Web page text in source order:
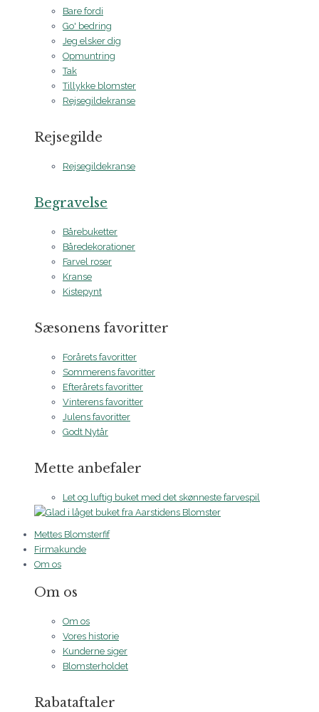
Bare fordi
Go' bedring
Jeg elsker dig
Opmuntring
Tak
Tillykke blomster
Rejsegildekranse
Rejsegilde
Rejsegildekranse
Begravelse
Bårebuketter
Båredekorationer
Farvel roser
Kranse
Kistepynt
Sæsonens favoritter
Forårets favoritter
Sommerens favoritter
Efterårets favoritter
Vinterens favoritter
Julens favoritter
Godt Nytår
Mette anbefaler
Let og luftig buket med det skønneste farvespil
Mettes Blomsterfif
Firmakunde
Om os
Om os
Om os
Vores historie
Kunderne siger
Blomsterholdet
Rabataftaler